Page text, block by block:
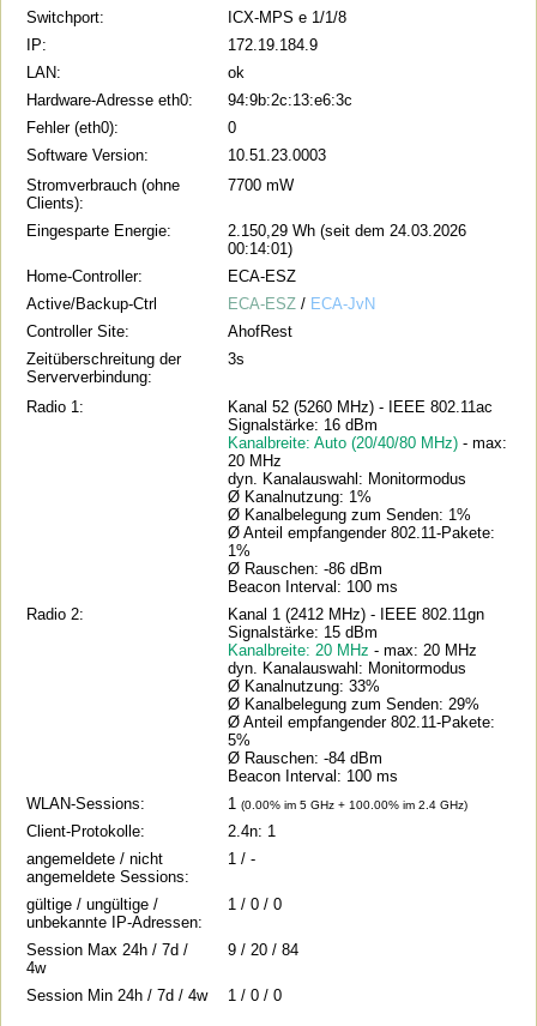
Switchport:
ICX-MPS e 1/1/8
IP:
172.19.184.9
LAN:
ok
Hardware-Adresse eth0:
94:9b:2c:13:e6:3c
Fehler (eth0):
0
Software Version:
10.51.23.0003
Stromverbrauch (ohne
Clients):
7700 mW
Eingesparte Energie:
2.150,29 Wh (seit dem 24.03.2026
00:14:01)
Home-Controller:
ECA-ESZ
Active/Backup-Ctrl
ECA-ESZ / ECA-JvN
Controller Site:
AhofRest
Zeitüberschreitung der
Serververbindung:
3s
Radio 1:
Kanal 52 (5260 MHz) - IEEE 802.11ac
Signalstärke: 16 dBm
Kanalbreite: Auto (20/40/80 MHz)- max:
20 MHz
dyn. Kanalauswahl: Monitormodus
Ø Kanalnutzung: 1%
Ø Kanalbelegung zum Senden: 1%
Ø Anteil empfangender 802.11-Pakete:
1%
Ø Rauschen: -86 dBm
Beacon Interval: 100 ms
Radio 2:
Kanal 1 (2412 MHz) - IEEE 802.11gn
Signalstärke: 15 dBm
Kanalbreite: 20 MHz- max: 20 MHz
dyn. Kanalauswahl: Monitormodus
Ø Kanalnutzung: 33%
Ø Kanalbelegung zum Senden: 29%
Ø Anteil empfangender 802.11-Pakete:
5%
Ø Rauschen: -84 dBm
Beacon Interval: 100 ms
WLAN-Sessions:
1(0.00% im 5 GHz + 100.00% im 2.4 GHz)
Client-Protokolle:
2.4n: 1
angemeldete / nicht
angemeldete Sessions:
1 / -
gültige / ungültige /
unbekannte IP-Adressen:
1 / 0 / 0
Session Max 24h / 7d /
4w
9 / 20 / 84
Session Min 24h / 7d / 4w 1 / 0 / 0